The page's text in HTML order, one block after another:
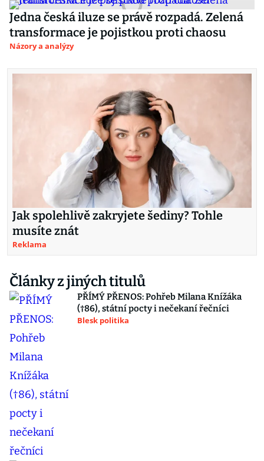
Jedna česká iluze se právě rozpadá. Zelená
transformace je pojistkou proti chaosu
Názory a analýzy
Jak spolehlivě zakryjete šediny? Tohle
musíte znát
Reklama
Články z jiných titulů
PŘÍMÝ PŘENOS: Pohřeb Milana Knížáka
(†86), státní pocty i nečekaní řečníci
Blesk politika